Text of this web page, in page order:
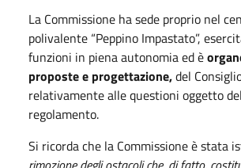
La Commissione ha sede proprio nel
polivalente “Peppino Impastato”,
funzioni in piena autonomia ed è
proposte e progettazione,del
relativamente alle questioni oggetto
regolamento.
Si ricorda che la Commissione è stata